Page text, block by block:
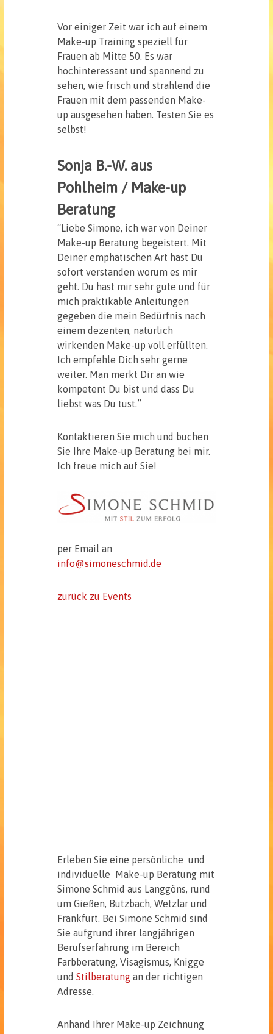
Vor einiger Zeit war ich auf einem
Make-up Training speziell für
Frauen ab Mitte 50. Es war
hochinteressant und spannend zu
sehen, wie frisch und strahlend die
Frauen mit dem passenden Make-
up ausgesehen haben. Testen Sie es
selbst!
Sonja B.-W. aus
Pohlheim / Make-up
Beratung
“Liebe Simone, ich war von Deiner
Make-up Beratung begeistert. Mit
Deiner emphatischen Art hast Du
sofort verstanden worum es mir
geht. Du hast mir sehr gute und für
mich praktikable Anleitungen
gegeben die mein Bedürfnis nach
einem dezenten, natürlich
wirkenden Make-up voll erfüllten.
Ich empfehle Dich sehr gerne
weiter. Man merkt Dir an wie
kompetent Du bist und dass Du
liebst was Du tust.”
Kontaktieren Sie mich und buchen
Sie Ihre Make-up Beratung bei mir.
Ich freue mich auf Sie!
per Email an
info@simoneschmid.de
zurück zu Events
Erleben Sie eine persönliche und
individuelle Make-up Beratung mit
Simone Schmid aus Langgöns, rund
um Gießen, Butzbach, Wetzlar und
Frankfurt. Bei Simone Schmid sind
Sie aufgrund ihrer langjährigen
Berufserfahrung im Bereich
Farbberatung, Visagismus, Knigge
undStilberatung an der richtigen
Adresse.
Anhand Ihrer Make-up Zeichnung